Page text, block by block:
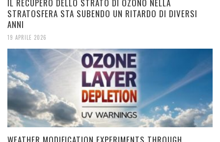
IL RECUPERO DELLO STRATO DI OZONO NELLA
STRATOSFERA STA SUBENDO UN RITARDO DI DIVERSI
ANNI
19 APRILE 2026